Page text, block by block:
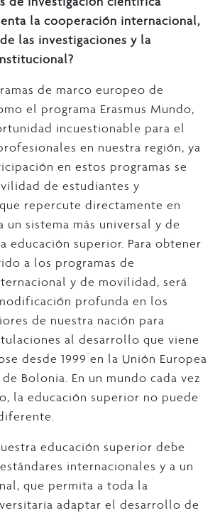
la cooperación internacional,
las investigaciones y la
de marco europeo de
el programa Erasmus Mundo,
incuestionable para el
en nuestra región, ya
en estos programas se
de estudiantes y
repercute directamente en
un sistema más universal y de
educación superior. Para obtener
a los programas de
y de movilidad, será
profunda en los
de nuestra nación para
al desarrollo que viene
desde 1999 en la Unión Europea
Bolonia. En un mundo cada vez
la educación superior no puede
educación superior debe
internacionales y a un
que permita a toda la
adaptar el desarrollo de